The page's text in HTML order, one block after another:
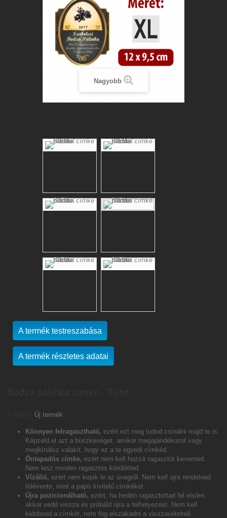
Nagyobb
A termék testreszabása
A termék részletes adatai
Új termék
Könnyen felragasztható, ezért ezt meg tudod csinálni majd te is.
Képzeld el azt a büszkeséget, amikor megajándékozol vagy
megkínálsz valakit, hogy ez a te egyedi címkéd.
Öntapadós címke, ezért nem kell hozzá ragasztót keverned.
Nem lesz minden ragasztós körülötted.
Vízálló, ezért nem kopik le az üvegről. Nem kell újra rendelned
félévente, mint a papír kivitelű címkéket.
Újra pozicionálható, ezért, ha ferdén ragasztottad fel elsőre,
akkor vedd vissza és próbáld újra a felhelyezést. Nem kell
kidobnod a címkét, nem fog elszakadni a visszavételnél.